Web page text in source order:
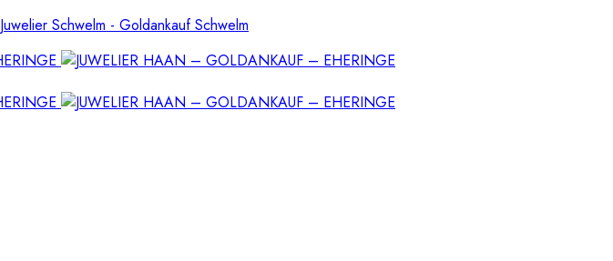
Juwelier Schwelm - Goldankauf Schwelm